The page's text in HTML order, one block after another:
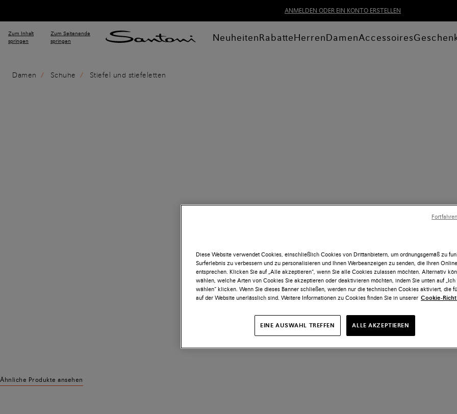
ANMELDEN ODER EIN KONTO ERSTELLEN
Zum Inhalt
springen
Zum Seitenende
springen
NeuheitenRabatteHerrenDamenAccessoires
Damen Schuhe Stiefel und stiefeletten
Ähnliche Produkte ansehen
Diese Website verwendet Cookies, einschließlich Cookies von Drittanbietern, um ordnungsgemäß zu
Surferlebnis zu verbessern und zu personalisieren und Ihnen Werbeanzeigen zu senden, die Ihren
entsprechen. Klicken Sie auf „Alle akzeptieren“, wenn Sie alle Cookies zulassen möchten. Alternativ
wählen, welche Arten von Cookies Sie akzeptieren oder deaktivieren möchten, indem Sie unten auf „Ich
wählen“ klicken. Wenn Sie dieses Banner schließen, werden nur die technischen Cookies aktiviert, die
auf der Website unerlässlich sind. Weitere Informationen zu Cookies finden Sie in unserer Cookie-
EINE AUSWAHL TREFFEN ALLE AKZEPTIEREN